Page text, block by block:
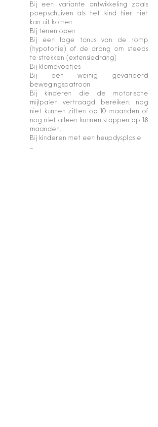
Bij een variante ontwikkeling zoals
poepschuiven als het kind hier niet
kan uit komen.
Bij tenenlopen
Bij een lage tonus van de romp
(hypotonie) of de drang om steeds
te strekken (extensiedrang)
Bij klompvoetjes
Bij een weinig gevarieerd
bewegingspatroon
Bij kinderen die de motorische
mijlpalen vertraagd bereiken: nog
niet kunnen zitten op 10 maanden of
nog niet alleen kunnen stappen op 18
maanden.
Bij kinderen met een heupdysplasie
...